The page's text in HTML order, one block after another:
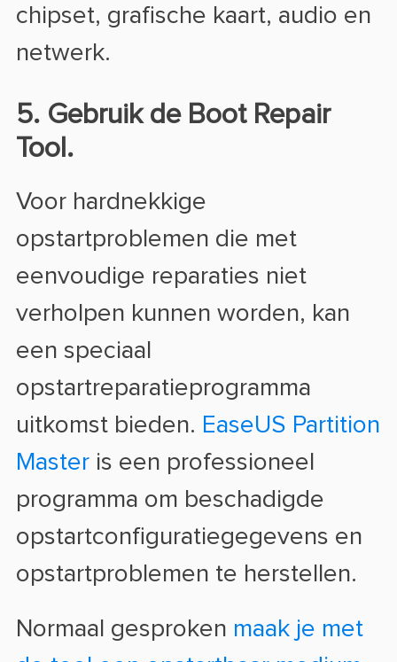
chipset, grafische kaart, audio en
netwerk.
5. Gebruik de Boot Repair
Tool.
Voor hardnekkige
opstartproblemen die met
eenvoudige reparaties niet
verholpen kunnen worden, kan
een speciaal
opstartreparatieprogramma
uitkomst bieden. EaseUS Partition
Masteris een professioneel
programma om beschadigde
opstartconfiguratiegegevens en
opstartproblemen te herstellen.
Normaal gesproken maak je met